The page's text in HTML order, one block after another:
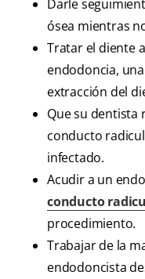
Darle
ósea mientras
Tratar el diente
endodoncia,
extracción del
Que su dentista
conducto
infectado.
Acudir a un
conducto
procedimiento.
Trabajar de la
endodoncista